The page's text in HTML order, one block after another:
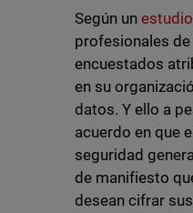
Según un
profesionales
encuestados
en su
datos. Y ello a
acuerdo en que
seguridad
de manifiesto
desean cifrar